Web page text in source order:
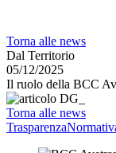
Torna alle news
Dal Territorio
05/12/2025
Il ruolo della BCC
Torna alle news
Trasparenza